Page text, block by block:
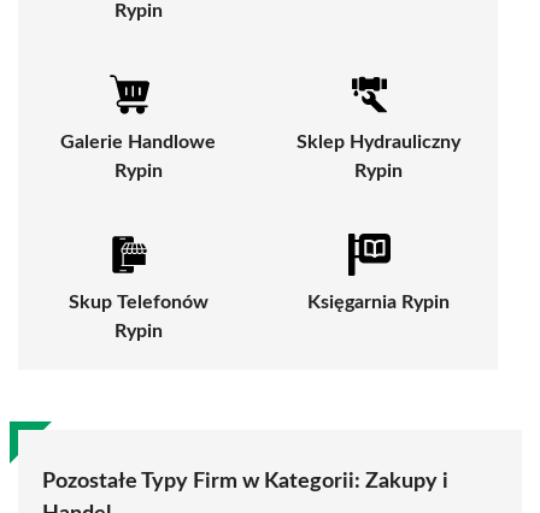
Rypin
Galerie Handlowe
Rypin
Sklep Hydrauliczny
Rypin
Skup Telefonów
Rypin
Księgarnia Rypin
Pozostałe Typy Firm w Kategorii: Zakupy i